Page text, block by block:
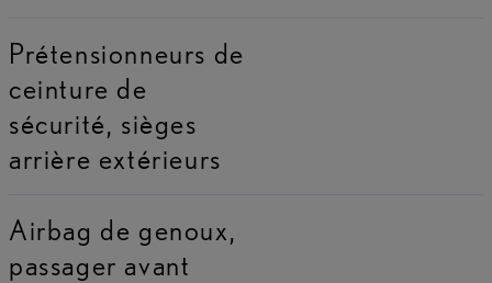
Prétensionneurs de
ceinture de
sécurité, sièges
arrière extérieurs
Airbag de genoux,
passager avant